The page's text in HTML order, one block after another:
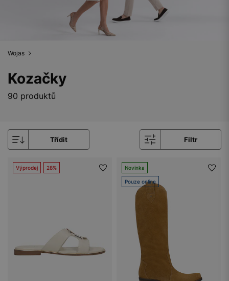
Wojas
Kozačky
90 produktů
Třídit Filtr
Výprodej 28% Novinka
Pouze online